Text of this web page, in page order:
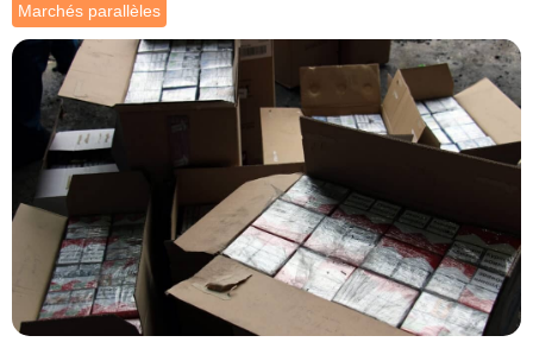
Marchés parallèles